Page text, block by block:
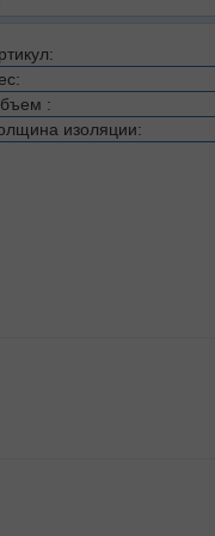
:
изоляции: